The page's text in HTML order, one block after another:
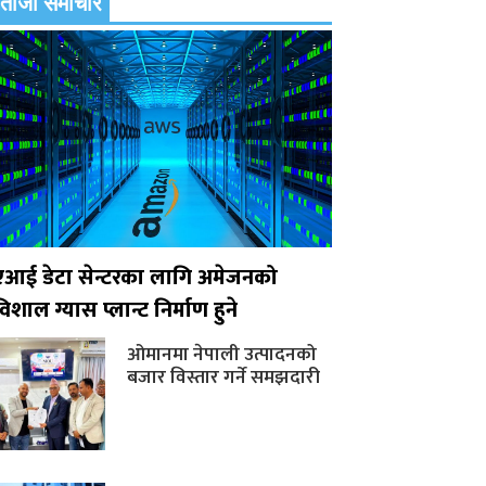
डेटा सेन्टरका लागि अमेजनको
ग्यास प्लान्ट निर्माण हुने
ओमानमा नेपाली उत्पादनको
बजार विस्तार गर्ने समझदारी